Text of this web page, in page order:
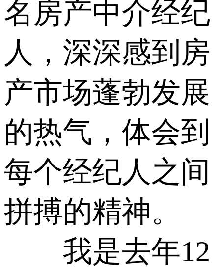
名房产中介经纪
人，深深感到房
产市场蓬勃发展
的热气，体会到
每个经纪人之间
拼搏的精神。
我是去年12